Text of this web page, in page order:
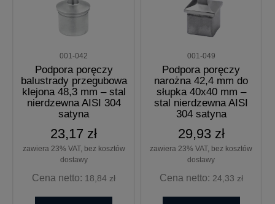
001-042
Podpora poręczy
balustrady przegubowa
klejona 48,3 mm – stal
nierdzewna AISI 304
satyna
23,17 zł
zawiera 23% VAT, bez kosztów
dostawy
Cena netto: 18,84 zł
001-049
Podpora poręczy
narożna 42,4 mm do
słupka 40x40 mm –
stal nierdzewna AISI
304 satyna
29,93 zł
zawiera 23% VAT, bez kosztów
dostawy
Cena netto: 24,33 zł